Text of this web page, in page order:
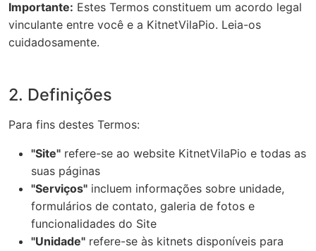
Importante: Estes Termos constituem um acordo legal
vinculante entre você e a KitnetVilaPio. Leia-os
cuidadosamente.
2. Definições
Para fins destes Termos:
"Site" refere-se ao website KitnetVilaPio e todas as
suas páginas
"Serviços" incluem informações sobre unidade,
formulários de contato, galeria de fotos e
funcionalidades do Site
"Unidade" refere-se às kitnets disponíveis para